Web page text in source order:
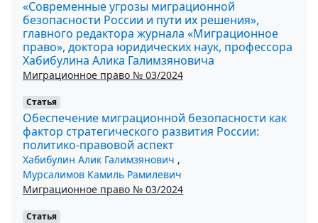
«Современные угрозы миграционной
безопасности России и пути их решения»,
главного редактора журнала «Миграционное
право», доктора юридических наук, профессора
Хабибулина Алика Галимзяновича
Миграционное право № 03/2024
Статья
Обеспечение миграционной безопасности как
фактор стратегического развития России:
политико-правовой аспект
Хабибулин Алик Галимзянович ,
Мурсалимов Камиль Рамилевич
Миграционное право № 03/2024
Статья